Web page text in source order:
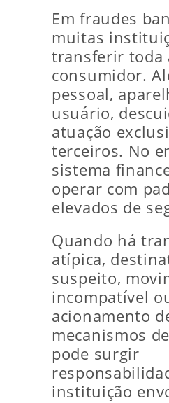
Em fraudes
muitas
transferir toda
consumidor.
pessoal,
usuário,
atuação
terceiros. No
sistema
operar com
elevados de
Quando há
atípica,
suspeito,
incompatível
acionamento
mecanismos
pode surgir
instituição